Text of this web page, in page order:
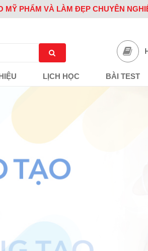
MỸ PHẨM VÀ LÀM ĐẸP CHUYÊN
LỊCH HỌC BÀI TEST